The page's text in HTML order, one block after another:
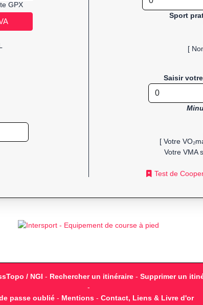
GPX
Sport
[
Saisir
[ Votre
Votre VMA
Test de
/ NGI - Rechercher un itinéraire - Supprimer un
-
passe oublié- Mentions- Contact, Liens & Livre d'or